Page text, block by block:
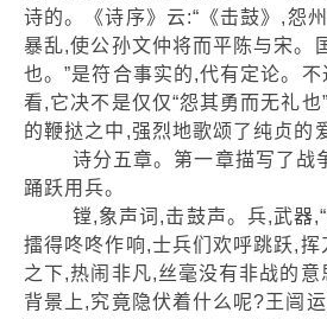
诗的。《诗序》云:“《击鼓》,怨
暴乱,使公孙文仲将而平陈与宋。
也。”是符合事实的,代有定论。
看,它决不是仅仅“怨其勇而无礼
的鞭挞之中,强烈地歌颂了纯贞的
诗分五章。第一章描写了战
踊跃用兵。
镗,象声词,击鼓声。兵,武器,“
擂得咚咚作响,士兵们欢呼跳跃,挥
之下,热闹非凡,丝毫没有非战的意
背景上,究竟隐伏着什么呢?王闿运